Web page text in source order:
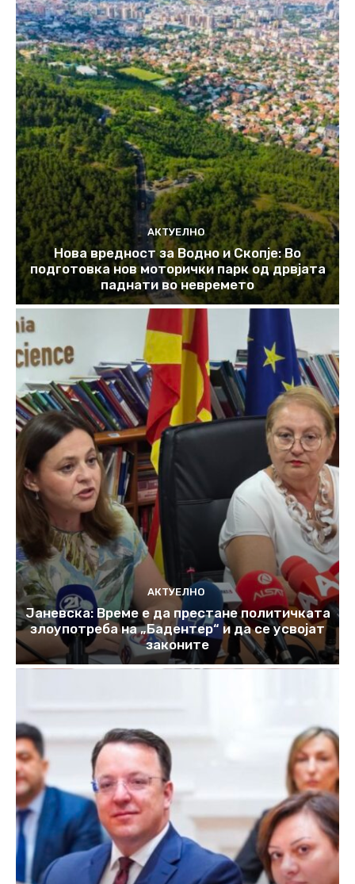
АКТУЕЛНО
Нова вредност за Водно и Скопје: Во
подготовка нов моторички парк од дрвјата
паднати во невремето
АКТУЕЛНО
Јаневска: Време е да престане политичката
злоупотреба на „Бадентер“ и да се усвојат
законите